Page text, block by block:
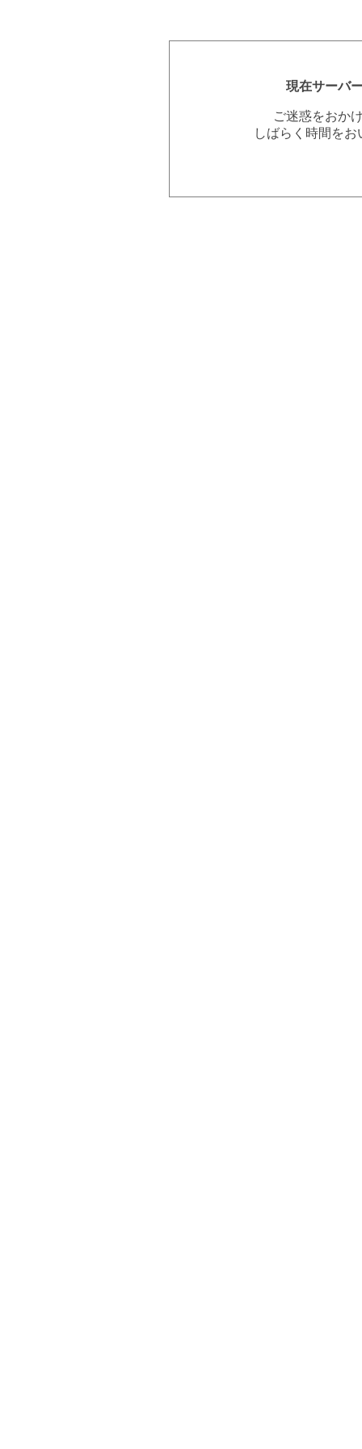
現在サーバ
ご迷惑をおか
しばらく時間を